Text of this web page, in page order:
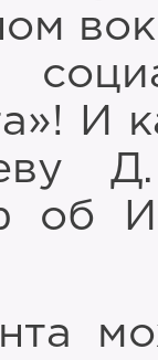
И
об